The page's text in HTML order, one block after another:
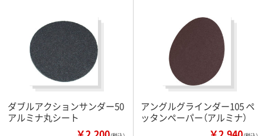
ダブルアクションサンダー50
アルミナ丸シート
アングルグラインダー105 ペ
ッタンペーパー（アルミナ）